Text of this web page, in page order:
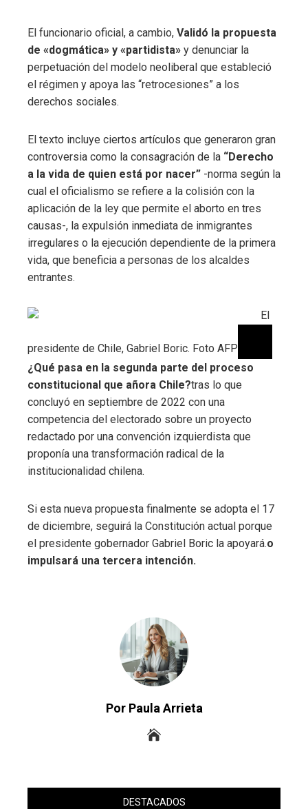
El funcionario oficial, a cambio, Validó la propuesta
de «dogmática» y «partidista» y denunciar la
perpetuación del modelo neoliberal que estableció
el régimen y apoya las “retrocesiones” a los
derechos sociales.
El texto incluye ciertos artículos que generaron gran
controversia como la consagración de la “Derecho
a la vida de quien está por nacer” -norma según la
cual el oficialismo se refiere a la colisión con la
aplicación de la ley que permite el aborto en tres
causas-, la expulsión inmediata de inmigrantes
irregulares o la ejecución dependiente de la primera
vida, que beneficia a personas de los alcaldes
entrantes.
El
presidente de Chile, Gabriel Boric. Foto AFP
¿Qué pasa en la segunda parte del proceso
constitucional que añora Chile?tras lo que
concluyó en septiembre de 2022 con una
competencia del electorado sobre un proyecto
redactado por una convención izquierdista que
proponía una transformación radical de la
institucionalidad chilena.
Si esta nueva propuesta finalmente se adopta el 17
de diciembre, seguirá la Constitución actual porque
el presidente gobernador Gabriel Boric la apoyará.o
impulsará una tercera intención.
Por Paula Arrieta
DESTACADOS